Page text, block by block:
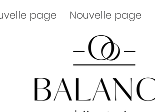
page Nouvelle page